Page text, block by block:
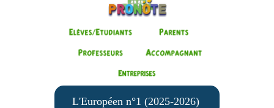
L'Européen n°1 (2025-2026)